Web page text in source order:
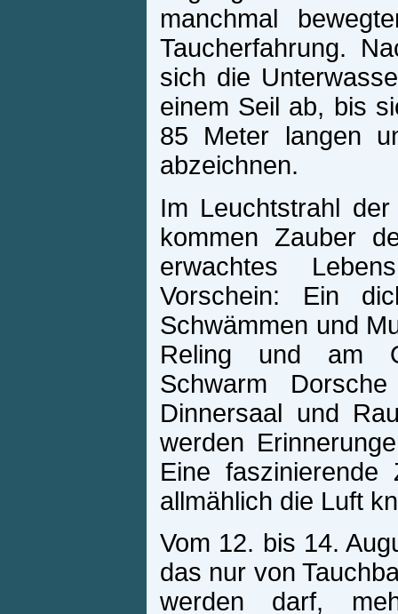
manchmal
Taucherfahrung.
sich die
einem Seil ab, bis
85 Meter langen
abzeichnen.
Im Leuchtstrahl
kommen Zauber
erwachtes
Vorschein: Ein
Schwämmen und
Reling und am
Schwarm
Dinnersaal und
werden
Eine
allmählich die Luft
Vom 12. bis 14.
das nur von
werden darf,